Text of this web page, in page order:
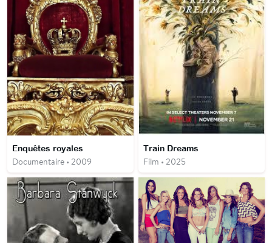
Enquêtes royales
Documentaire • 2009
Train Dreams
Film • 2025